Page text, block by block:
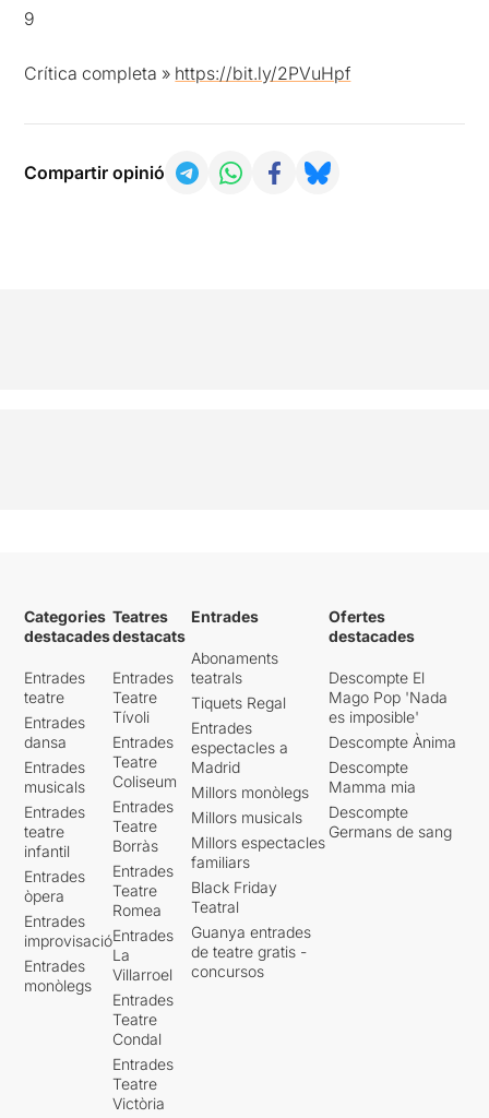
9
Crítica completa » https://bit.ly/2PVuHpf
Compartir opinió
Categories
destacades
Entrades
teatre
Entrades
dansa
Entrades
musicals
Entrades
teatre
infantil
Entrades
òpera
Entrades
improvisació
Entrades
monòlegs
Teatres
destacats
Entrades
Teatre
Tívoli
Entrades
Teatre
Coliseum
Entrades
Teatre
Borràs
Entrades
Teatre
Romea
Entrades
La
Villarroel
Entrades
Teatre
Condal
Entrades
Teatre
Victòria
Entrades
Abonaments
teatrals
Tiquets Regal
Entrades
espectacles a
Madrid
Millors monòlegs
Millors musicals
Millors espectacles
familiars
Black Friday
Teatral
Guanya entrades
de teatre gratis -
concursos
Ofertes
destacades
Descompte El
Mago Pop 'Nada
es imposible'
Descompte Ànima
Descompte
Mamma mia
Descompte
Germans de sang